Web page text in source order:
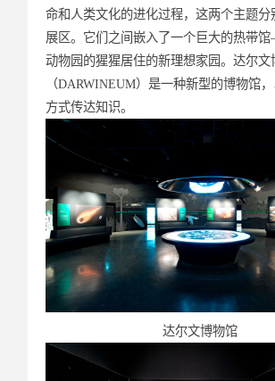
命和人类文化的进化过程，这两个主题分
展区。它们之间嵌入了一个巨大的热带
动物园的猩猩居住的新理想家园。达尔文
（DARWINEUM）是一种新型的博物馆
方式传达知识。
达尔文博物馆